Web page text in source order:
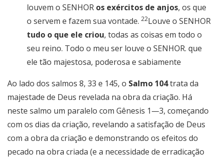
louvem o SENHOR os exércitos de anjos, os que
o servem e fazem sua vontade. 22Louve o SENHOR
tudo o que ele criou, todas as coisas em todo o
seu reino. Todo o meu ser louve o SENHOR. que
ele tão majestosa, poderosa e sabiamente
Ao lado dos salmos 8, 33 e 145, o Salmo 104trata da
majestade de Deus revelada na obra da criação. Há
neste salmo um paralelo com Gênesis 1—3, começando
com os dias da criação, revelando a satisfação de Deus
com a obra da criação e demonstrando os efeitos do
pecado na obra criada (e a necessidade de erradicação